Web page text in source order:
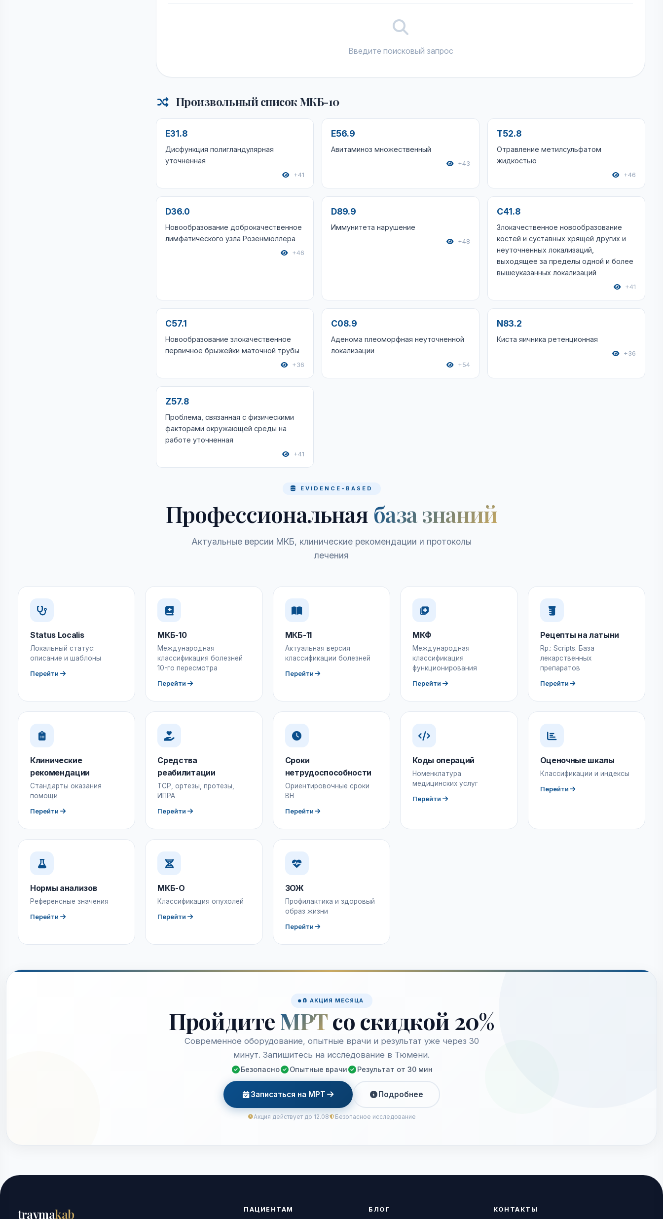
Введите поисковый запрос
Произвольный список МКБ-10
E31.8
Дисфункция полигландулярная
уточненная
+41
E56.9
Авитаминоз множественный
+43
T52.8
Отравление метилсульфатом
жидкостью
+46
D36.0
Новообразование доброкачественное
лимфатического узла Розенмюллера
+46
D89.9
Иммунитета нарушение
+48
C41.8
Злокачественное новообразование
костей и суставных хрящей других и
неуточненных локализаций,
выходящее за пределы одной и более
вышеуказанных локализаций
+41
C57.1
Новообразование злокачественное
первичное брыжейки маточной трубы
+36
C08.9
Аденома плеоморфная неуточненной
локализации
+54
N83.2
Киста яичника ретенционная
+36
Z57.8
Проблема, связанная с физическими
факторами окружающей среды на
работе уточненная
+41
EVIDENCE-BASED
Профессиональная база знаний
Актуальные версии МКБ, клинические рекомендации и протоколы
лечения
Status Localis
Локальный статус:
описание и шаблоны
Перейти
МКБ-10
Международная
классификация болезней
10-го пересмотра
Перейти
МКБ-11
Актуальная версия
классификации болезней
Перейти
МКФ
Международная
классификация
функционирования
Перейти
Рецепты на латыни
Rp.: Scripts. База
лекарственных
препаратов
Перейти
Клинические
рекомендации
Стандарты оказания
помощи
Перейти
Средства
реабилитации
ТСР, ортезы, протезы,
ИПРА
Перейти
Сроки
нетрудоспособности
Ориентировочные сроки
ВН
Перейти
Коды операций
Номенклатура
медицинских услуг
Перейти
Оценочные шкалы
Классификации и индексы
Перейти
Нормы анализов
Референсные значения
Перейти
МКБ-О
Классификация опухолей
Перейти
ЗОЖ
Профилактика и здоровый
образ жизни
Перейти
🧲 АКЦИЯ МЕСЯЦА
Пройдите МРТсо скидкой 20%
Современное оборудование, опытные врачи и результат уже через 30
минут. Запишитесь на исследование в Тюмени.
Безопасно Опытные врачи Результат от 30 мин
Записаться на МРТ Подробнее
Акция действует до 12.08 Безопасное исследование
travmakab ПАЦИЕНТАМ БЛОГ КОНТАКТЫ